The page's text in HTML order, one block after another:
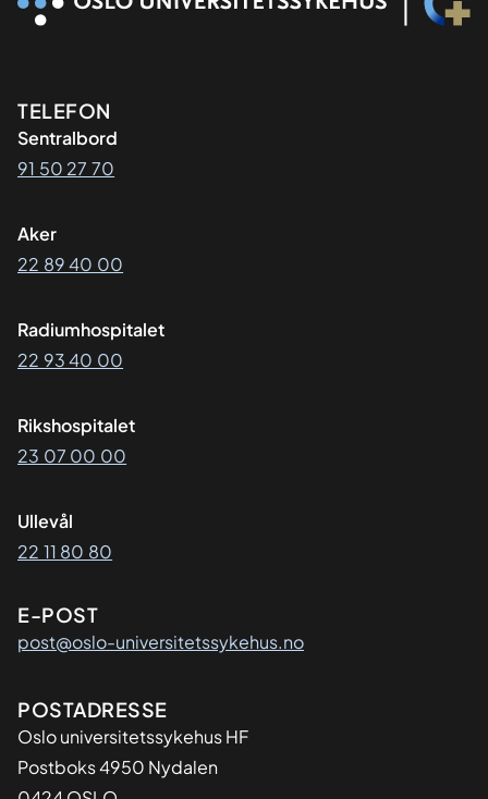
Kontaktinformasjon
TELEFON
Sentralbord
91 50 27 70
Aker
22 89 40 00
Radiumhospitalet
22 93 40 00
Rikshospitalet
23 07 00 00
Ullevål
22 11 80 80
E-POST
post@oslo-universitetssykehus.no
Adresse
POSTADRESSE
Oslo universitetssykehus HF
Postboks 4950 Nydalen